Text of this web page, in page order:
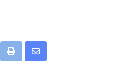
Print
Share